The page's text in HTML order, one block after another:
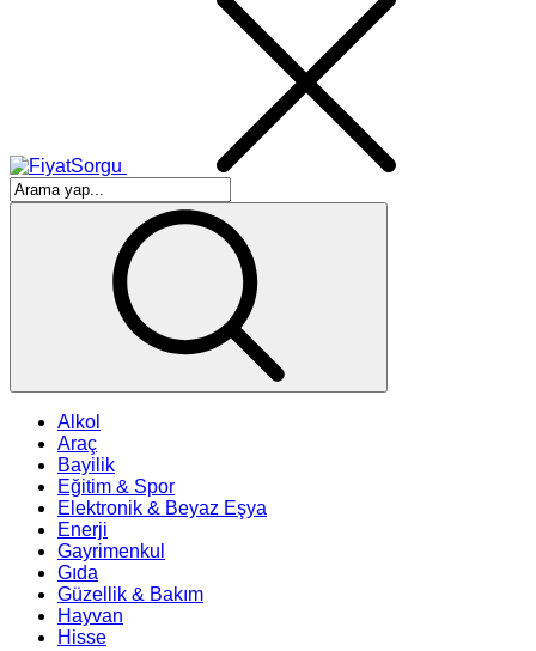
Alkol
Araç
Bayilik
Eğitim & Spor
Elektronik & Beyaz Eşya
Enerji
Gayrimenkul
Gıda
Güzellik & Bakım
Hayvan
Hisse